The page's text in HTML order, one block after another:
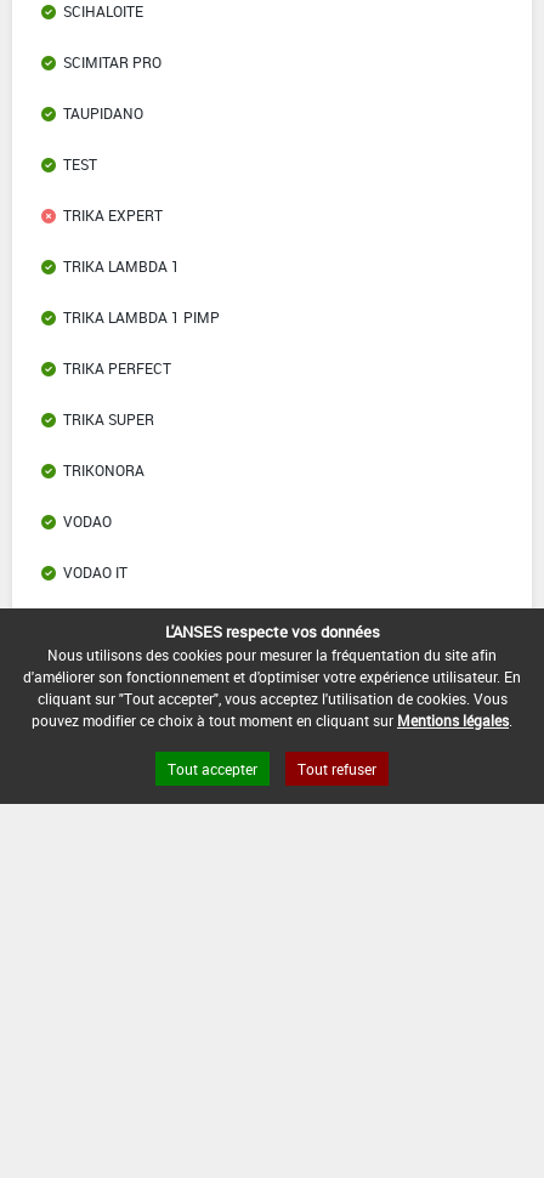
SCIHALOITE
SCIMITAR PRO
TAUPIDANO
TEST
TRIKA EXPERT
TRIKA LAMBDA 1
TRIKA LAMBDA 1 PIMP
TRIKA PERFECT
TRIKA SUPER
TRIKONORA
VODAO
VODAO IT
Liens utiles
Base de données européenne des pesticides
Base de données européenne des substances chimiques
L'ANSES respecte vos données
Nous utilisons des cookies pour mesurer la fréquentation du site afin
d'améliorer son fonctionnement et d'optimiser votre expérience utilisateur. En
cliquant sur "Tout accepter", vous acceptez l'utilisation de cookies. Vous
pouvez modifier ce choix à tout moment en cliquant sur Mentions légales
Tout accepter Tout refuser